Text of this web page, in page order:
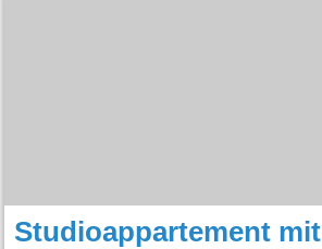
Studioappartement mit